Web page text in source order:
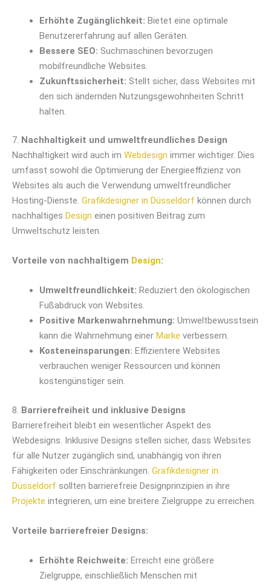
Erhöhte Zugänglichkeit: Bietet eine optimale
Benutzererfahrung auf allen Geräten.
Bessere SEO: Suchmaschinen bevorzugen
mobilfreundliche Websites.
Zukunftssicherheit: Stellt sicher, dass Websites mit
den sich ändernden Nutzungsgewohnheiten Schritt
halten.
7. Nachhaltigkeit und umweltfreundliches Design
Nachhaltigkeit wird auch im Webdesign immer wichtiger. Dies
umfasst sowohl die Optimierung der Energieeffizienz von
Websites als auch die Verwendung umweltfreundlicher
Hosting-Dienste. Grafikdesigner in Düsseldorf können durch
nachhaltiges Design einen positiven Beitrag zum
Umweltschutz leisten.
Vorteile von nachhaltigem Design:
Umweltfreundlichkeit: Reduziert den ökologischen
Fußabdruck von Websites.
Positive Markenwahrnehmung: Umweltbewusstsein
kann die Wahrnehmung einer Marke verbessern.
Kosteneinsparungen: Effizientere Websites
verbrauchen weniger Ressourcen und können
kostengünstiger sein.
8. Barrierefreiheit und inklusive Designs
Barrierefreiheit bleibt ein wesentlicher Aspekt des
Webdesigns. Inklusive Designs stellen sicher, dass Websites
für alle Nutzer zugänglich sind, unabhängig von ihren
Fähigkeiten oder Einschränkungen. Grafikdesigner in
Düsseldorf sollten barrierefreie Designprinzipien in ihre
Projekte integrieren, um eine breitere Zielgruppe zu erreichen.
Vorteile barrierefreier Designs:
Erhöhte Reichweite: Erreicht eine größere
Zielgruppe, einschließlich Menschen mit